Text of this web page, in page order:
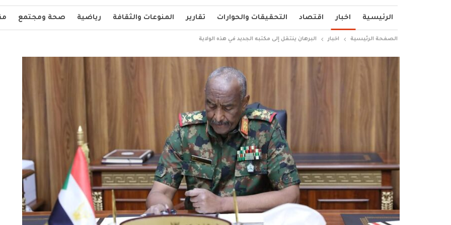
الرئيسية اخبار اقتصاد التحقيقات والحوارات تقارير المنوعات والثقافة رياضية صحة ومجتمع
الصفحة الرئيسية اخبار البرهان ينتقل إلى مكتبه الجديد في هذه الولاية